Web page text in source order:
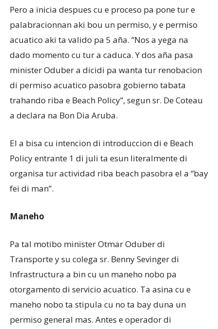
Pero a inicia despues cu e proceso pa pone tur e
palabracionnan aki bou un permiso, y e permiso
acuatico aki ta valido pa 5 aña. “Nos a yega na
dado momento cu tur a caduca. Y dos aña pasa
minister Oduber a dicidi pa wanta tur renobacion
di permiso acuatico pasobra gobierno tabata
trahando riba e Beach Policy”, segun sr. De Coteau
a declara na Bon Dia Aruba.
El a bisa cu intencion di introduccion di e Beach
Policy entrante 1 di juli ta esun literalmente di
organisa tur actividad riba beach pasobra el a “bay
fei di man”.
Maneho
Pa tal motibo minister Otmar Oduber di
Transporte y su colega sr. Benny Sevinger di
Infrastructura a bin cu un maneho nobo pa
otorgamento di servicio acuatico. Ta asina cu e
maneho nobo ta stipula cu no ta bay duna un
permiso general mas. Antes e operador di